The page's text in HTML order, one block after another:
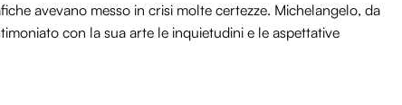
avevano messo in crisi molte certezze. Michelangelo, da
con la sua arte le inquietudini e le aspettative